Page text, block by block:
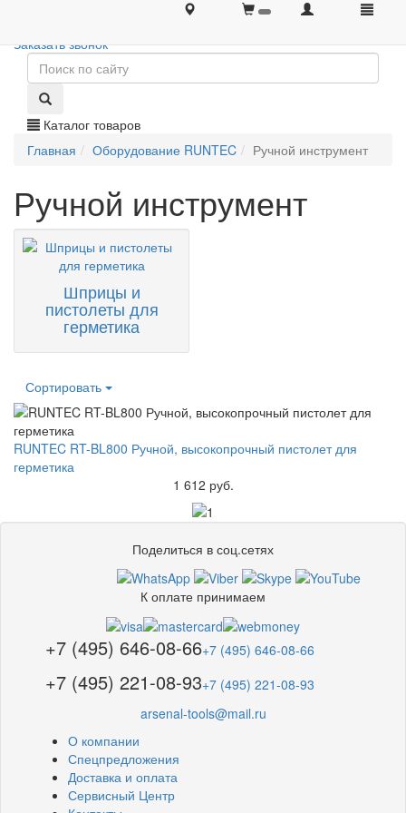
+7 (495) 646-08-66 +7 (495) 646-08-66
Заказать звонок
Каталог товаров
Главная
Оборудование RUNTEC Ручной инструмент
Ручной инструмент
Шприцы и
пистолеты для
герметика
Сортировать
RUNTEC RT-BL800 Ручной, высокопрочный пистолет для
герметика
1 612 руб.
Поделиться в соц.сетях
К оплате принимаем
+7 (495) 646-08-66+7 (495) 646-08-66
+7 (495) 221-08-93+7 (495) 221-08-93
arsenal-tools@mail.ru
О компании
Спецпредложения
Доставка и оплата
Сервисный Центр